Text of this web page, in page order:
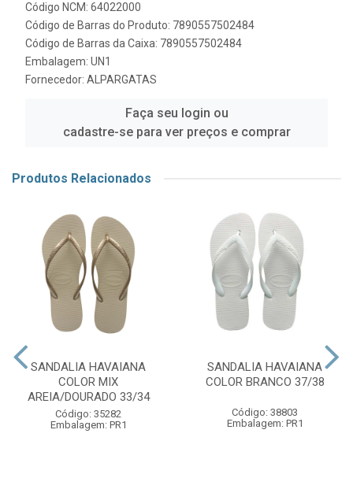
Código NCM: 64022000
Código de Barras do Produto: 7890557502484
Código de Barras da Caixa: 7890557502484
Embalagem: UN1
Fornecedor: ALPARGATAS
Faça seu login ou
cadastre-se para ver preços e comprar
Produtos Relacionados
SANDALIA HAVAIANA
COLOR MIX
AREIA/DOURADO 33/34
Código: 35282
Embalagem: PR1
SANDALIA HAVAIANA
COLOR BRANCO 37/38
Código: 38803
Embalagem: PR1